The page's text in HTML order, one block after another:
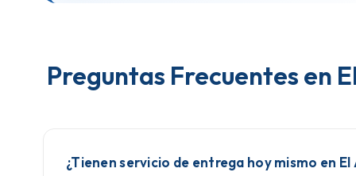
Preguntas Frecuentes en
¿Tienen servicio de entrega hoy mismo en